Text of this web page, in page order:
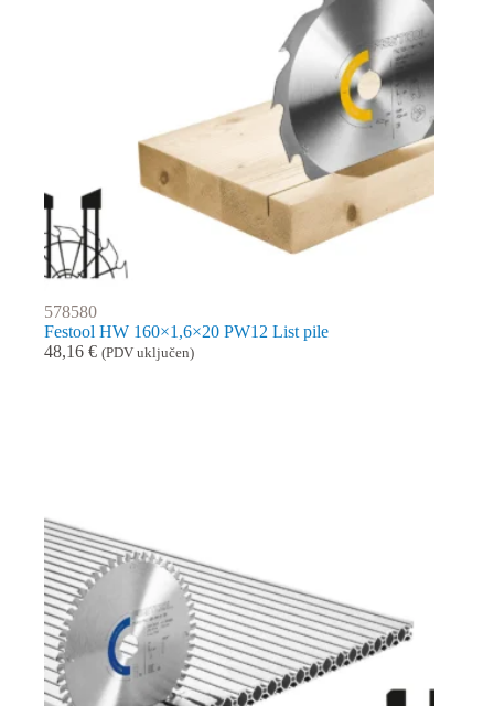
578580
Festool HW 160×1,6×20 PW12 List pile
48,16 € (PDV uključen)